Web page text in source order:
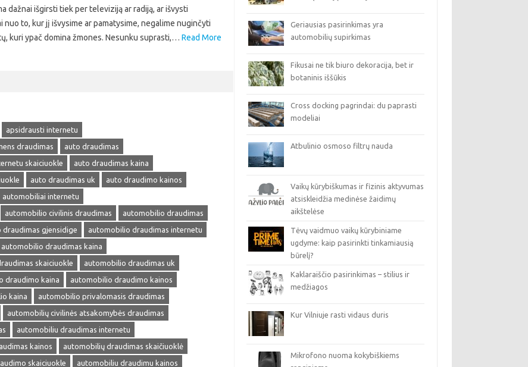
dažnai išgirsti tiek per televiziją ar radiją, ar išvysti
to, kur jį išvysime ar pamatysime, negalime nuginčyti
kuri ypač domina žmones. Nesunku suprasti,… Read More
apsidrausti internetu
draudimas
auto draudimas
skaiciuokle
auto draudimas kaina
auto draudimas uk
auto draudimo kainos
automobiliai internetu
automobilio civilinis draudimas
automobilio draudimas
gjensidige
automobilio draudimas internetu
automobilio draudimas kaina
skaiciuokle
automobilio draudimas uk
draudimo kaina
automobilio draudimo kainos
kaina
automobilio privalomasis draudimas
automobilių civilinės atsakomybės draudimas
automobiliu draudimas internetu
kainos
automobilių draudimas skaičiuoklė
skaiciuokle
automobiliu draudimu kainos
Geriausias pasirinkimas yra
automobilių supirkimas
Fikusai ne tik biuro dekoracija, bet ir
botaninis iššūkis
Cross docking pagrindai: du paprasti
modeliai
Atbulinio osmoso filtrų nauda
Vaikų kūrybiškumas ir fizinis aktyvumas
atsiskleidžia medinėse žaidimų
aikštelėse
Tėvų vaidmuo vaikų kūrybiniame
ugdyme: kaip pasirinkti tinkamiausią
būrelį?
Kaklaraiščio pasirinkimas – stilius ir
medžiagos
Kur Vilniuje rasti vidaus duris
Mikrofono nuoma kokybiškiems